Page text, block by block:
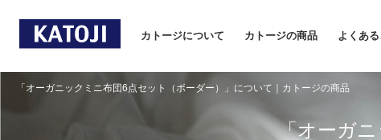
カトージについて カトージの商品 よくあ
「オーガニックミニ布団6点セット（ボーダー）」について｜カトージの商品
「オーガ